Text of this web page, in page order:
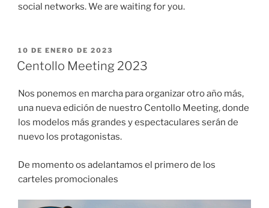
social networks. We are waiting for you.
PUBLICADO
EL
10 DE ENERO DE 2023
Centollo Meeting 2023
Nos ponemos en marcha para organizar otro año más,
una nueva edición de nuestro Centollo Meeting, donde
los modelos más grandes y espectaculares serán de
nuevo los protagonistas.
De momento os adelantamos el primero de los
carteles promocionales